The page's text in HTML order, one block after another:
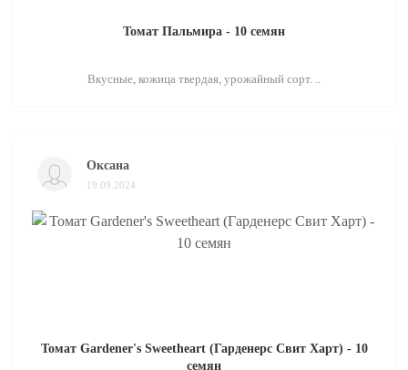
Томат Пальмира - 10 семян
Вкусные, кожица твердая, урожайный сорт. ..
Оксана
19.09.2024
Томат Gardener's Sweetheart (Гарденерс Свит Харт) - 10
семян